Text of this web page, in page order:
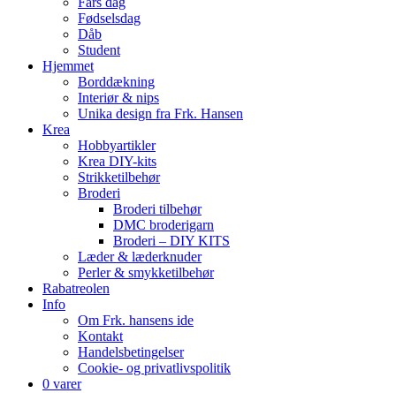
Fødselsdag
Dåb
Student
Hjemmet
Borddækning
Interiør & nips
Unika design fra Frk. Hansen
Krea
Hobbyartikler
Krea DIY-kits
Strikketilbehør
Broderi
Broderi tilbehør
DMC broderigarn
Broderi – DIY KITS
Læder & læderknuder
Perler & smykketilbehør
Rabatreolen
Info
Om Frk. hansens ide
Kontakt
Handelsbetingelser
Cookie- og privatlivspolitik
0 varer